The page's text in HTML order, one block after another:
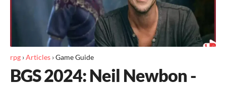
rpg ›Articles ›Game Guide
BGS 2024: Neil Newbon -